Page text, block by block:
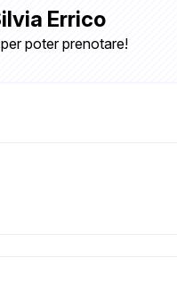
Errico
poter prenotare!